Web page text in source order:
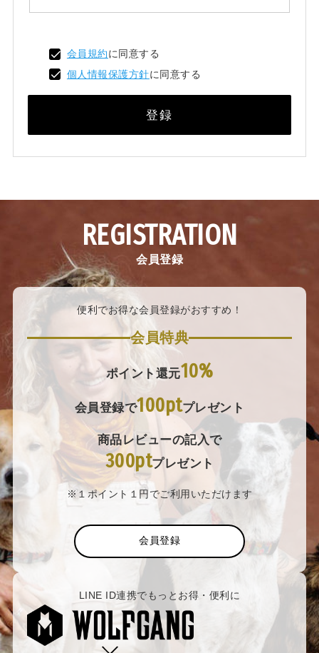
会員規約に同意する
個人情報保護方針に同意する
登録
REGISTRATION
会員登録
便利でお得な会員登録がおすすめ！
会員特典
ポイント還元10%
会員登録で100ptプレゼント
商品レビューの記入で
300ptプレゼント
※１ポイント１円でご利用いただけます
会員登録
LINE ID連携でもっとお得・便利に